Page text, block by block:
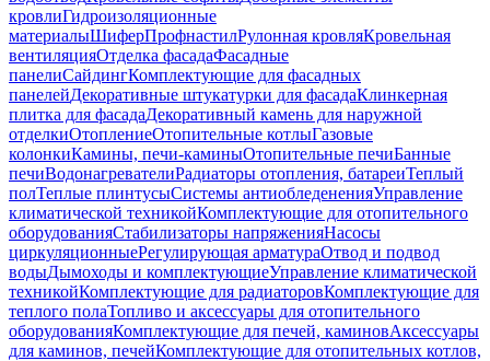
кровлиГидроизоляционные
материалыШиферПрофнастилРулонная кровляКровельная
вентиляцияОтделка фасадаФасадные
панелиСайдингКомплектующие для фасадных
панелейДекоративные штукатурки для фасадаКлинкерная
плитка для фасадаДекоративный камень для наружной
отделкиОтоплениеОтопительные котлыГазовые
колонкиКамины, печи-каминыОтопительные печиБанные
печиВодонагревателиРадиаторы отопления, батареиТеплый
полТеплые плинтусыСистемы антиобледененияУправление
климатической техникойКомплектующие для отопительного
оборудованияСтабилизаторы напряженияНасосы
циркуляционныеРегулирующая арматураОтвод и подвод
водыДымоходы и комплектующиеУправление климатической
техникойКомплектующие для радиаторовКомплектующие для
теплого полаТопливо и аксессуары для отопительного
оборудованияКомплектующие для печей, каминовАксессуары
для каминов, печейКомплектующие для отопительных котлов,